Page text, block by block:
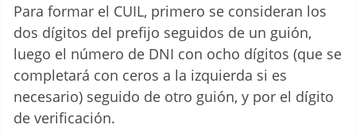
Para formar el CUIL, primero se consideran los
dos dígitos del prefijo seguidos de un guión,
luego el número de DNI con ocho dígitos (que se
completará con ceros a la izquierda si es
necesario) seguido de otro guión, y por el dígito
de verificación.